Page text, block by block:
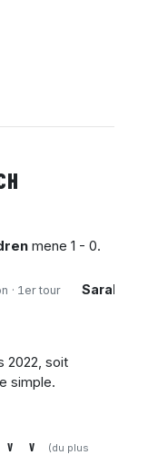
mene 1 - 0.
· 1er tour Sarah
2022, soit
simple.
V V
(du plus